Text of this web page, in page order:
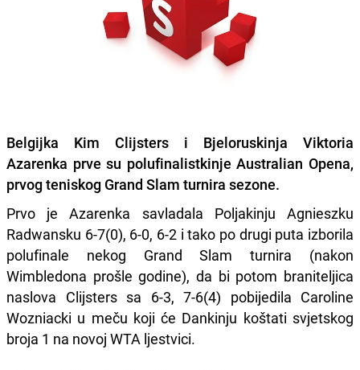
Belgijka Kim Clijsters i Bjeloruskinja Viktoria
Azarenka prve su polufinalistkinje Australian Opena,
prvog teniskog Grand Slam turnira sezone.
Prvo je Azarenka savladala Poljakinju Agnieszku
Radwansku 6-7(0), 6-0, 6-2 i tako po drugi puta izborila
polufinale nekog Grand Slam turnira (nakon
Wimbledona prošle godine), da bi potom braniteljica
naslova Clijsters sa 6-3, 7-6(4) pobijedila Caroline
Wozniacki u meču koji će Dankinju koštati svjetskog
broja 1 na novoj WTA ljestvici.